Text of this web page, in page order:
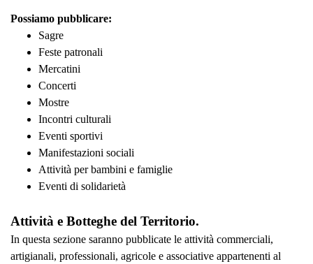
Possiamo pubblicare:
Sagre
Feste patronali
Mercatini
Concerti
Mostre
Incontri culturali
Eventi sportivi
Manifestazioni sociali
Attività per bambini e famiglie
Eventi di solidarietà
Attività e Botteghe del Territorio.
In questa sezione saranno pubblicate le attività commerciali,
artigianali, professionali, agricole e associative appartenenti al